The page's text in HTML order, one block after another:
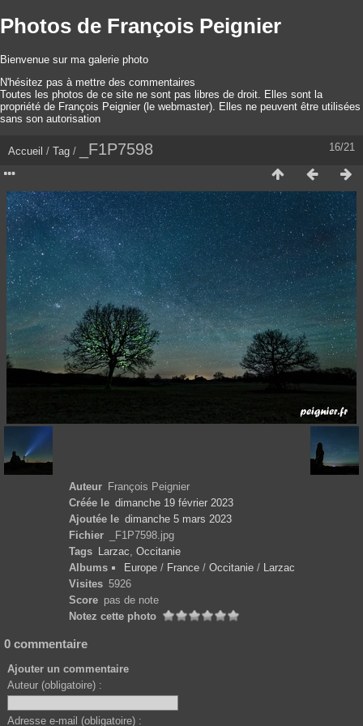
Photos de François Peignier
Bienvenue sur ma galerie photo
N'hésitez pas à mettre des commentaires
Toutes les photos de ce site ne sont pas libres de droit. Elles sont la
propriété de François Peignier (le webmaster). Elles ne peuvent être utilisées
sans son autorisation
16/21
Accueil / Tag / _F1P7598
Auteur François Peignier
Créée le dimanche 19 février 2023
Ajoutée le dimanche 5 mars 2023
Fichier
_F1P7598.jpg
Tags
Larzac Occitanie
Albums
Europe/ France/ Occitanie/
Larzac
Visites 5926
Score pas de note
Notez cette photo
0 commentaire
Ajouter un commentaire
Auteur (obligatoire) :
Adresse e-mail (obligatoire) :